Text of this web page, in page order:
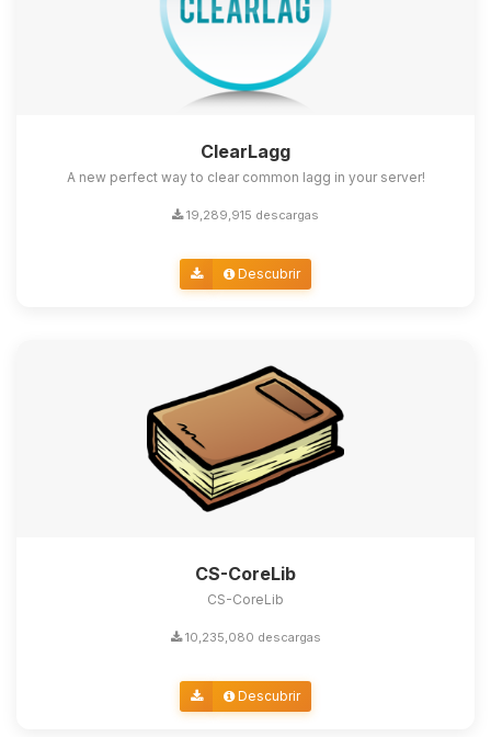
ClearLagg
A new perfect way to clear common lagg in your server!
19,289,915 descargas
Descubrir
CS-CoreLib
CS-CoreLib
10,235,080 descargas
Descubrir